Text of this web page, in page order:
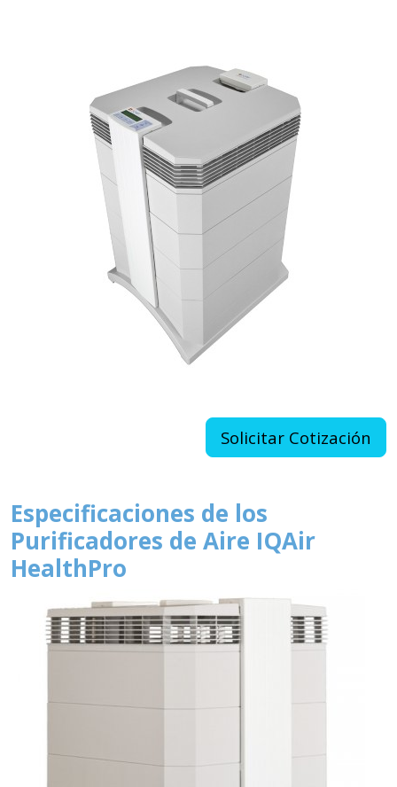
Solicitar Cotización
Especificaciones de los
Purificadores de Aire IQAir
HealthPro